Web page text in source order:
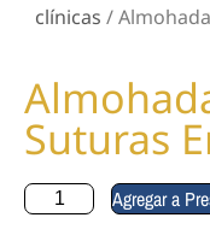
clínicas /
Suturas
Agregar a